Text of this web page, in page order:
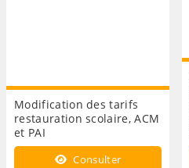
Modification des tarifs
restauration scolaire, ACM
et PAI
Consulter